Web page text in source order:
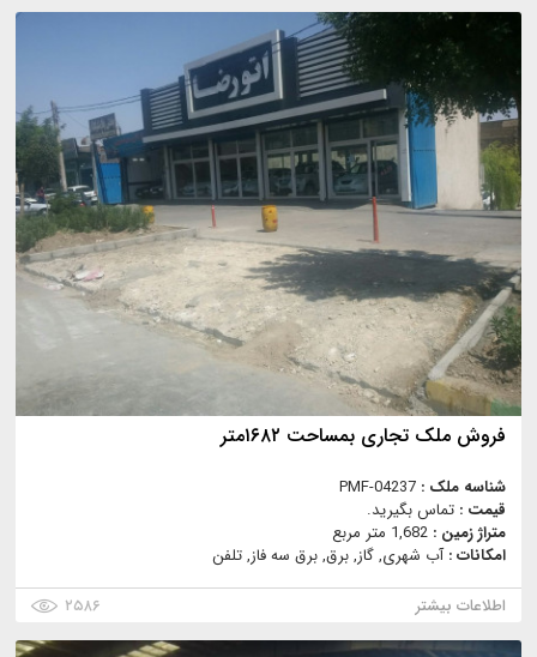
فروش ملک تجاری بمساحت ۱۶۸۲متر
شناسه ملک : PMF-04237
قیمت : تماس بگیرید.
متراژ زمین : 1,682 متر مربع
امکانات :آب شهری, گاز, برق, برق سه فاز, تلفن
اطلاعات بیشتر
۲۵۸۶